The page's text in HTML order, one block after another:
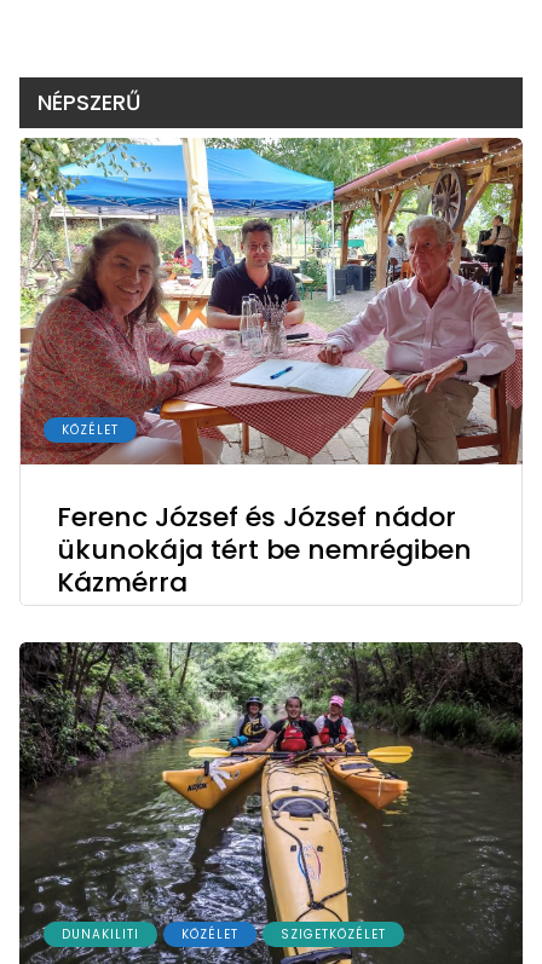
NÉPSZERŰ
KÖZÉLET
Ferenc József és József nádor
ükunokája tért be nemrégiben
Kázmérra
DUNAKILITI KÖZÉLET SZIGETKÖZÉLET